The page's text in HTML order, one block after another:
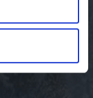
besöksmål